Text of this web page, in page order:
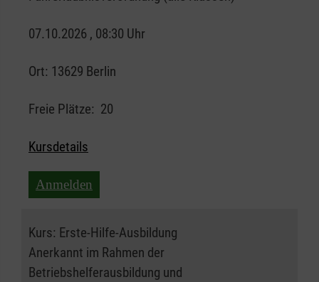
07.10.2026 , 08:30 Uhr
Ort: 13629 Berlin
Freie Plätze: 20
Kursdetails
Anmelden
Kurs: Erste-Hilfe-Ausbildung
Anerkannt im Rahmen der
Betriebshelferausbildung und